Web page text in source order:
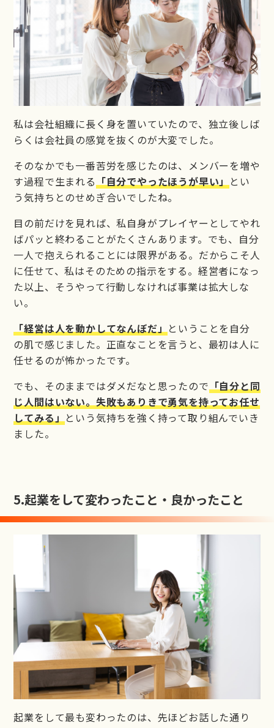
私は会社組織に長く身を置いていたので、独立後しば
らくは会社員の感覚を抜くのが大変でした。
そのなかでも一番苦労を感じたのは、メンバーを増や
す過程で生まれる「自分でやったほうが早い」とい
う気持ちとのせめぎ合いでしたね。
目の前だけを見れば、私自身がプレイヤーとしてやれ
ばパッと終わることがたくさんあります。でも、自分
一人で抱えられることには限界がある。だからこそ人
に任せて、私はそのための指示をする。経営者になっ
た以上、そうやって行動しなければ事業は拡大しな
い。
「経営は人を動かしてなんぼだ」ということを自分
の肌で感じました。正直なことを言うと、最初は人に
任せるのが怖かったです。
でも、そのままではダメだなと思ったので「自分と同
じ人間はいない。失敗もありきで勇気を持ってお任せ
してみる」という気持ちを強く持って取り組んでいき
ました。
5.起業をして変わったこと・良かったこと
起業をして最も変わったのは、先ほどお話した通り